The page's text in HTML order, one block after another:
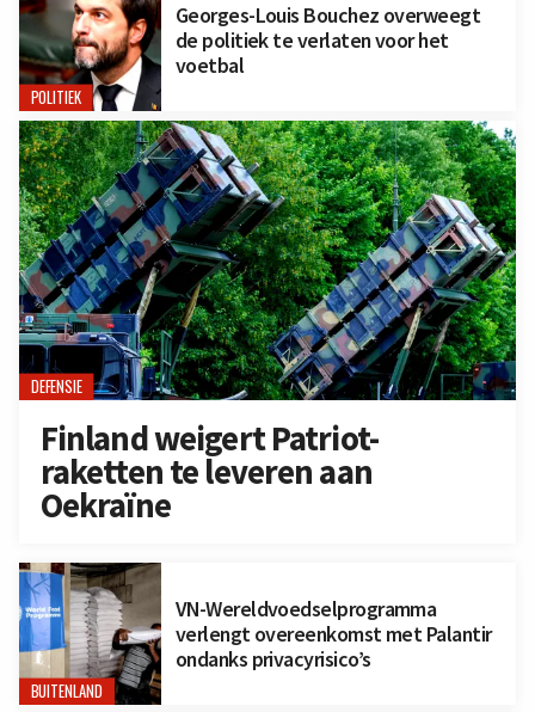
POLITIEK
Georges-Louis Bouchez overweegt
de politiek te verlaten voor het
voetbal
DEFENSIE
Finland weigert Patriot-
raketten te leveren aan
Oekraïne
BUITENLAND
VN-Wereldvoedselprogramma
verlengt overeenkomst met Palantir
ondanks privacyrisico’s